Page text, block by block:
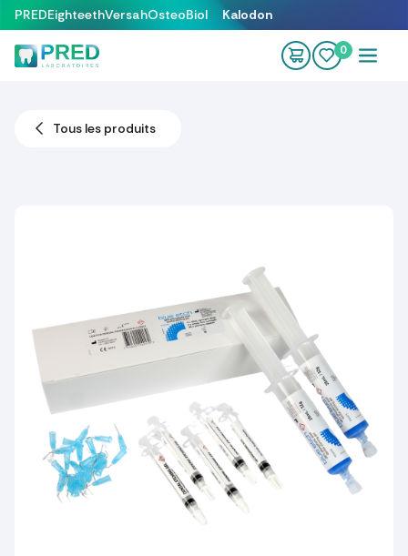
Se rendre au contenu
PREDEighteethVersahOsteoBiol Kalodon
0
Tous les produits